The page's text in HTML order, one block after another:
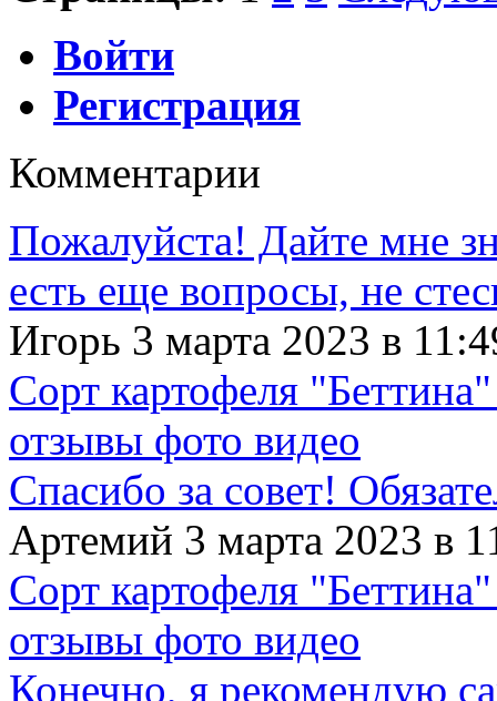
Войти
Регистрация
Комментарии
Пожалуйста! Дайте мне
есть еще вопросы, не
Игорь 3 марта 2023 в
Сорт картофеля
отзывы фото видео
Спасибо за совет!
Артемий 3 марта 2023 в
Сорт картофеля
отзывы фото видео
Конечно, я рекомендую